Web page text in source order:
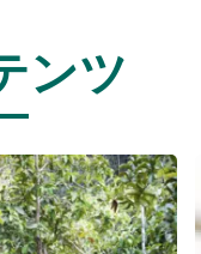
ンツ